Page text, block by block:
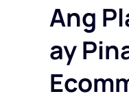
Ang
ay